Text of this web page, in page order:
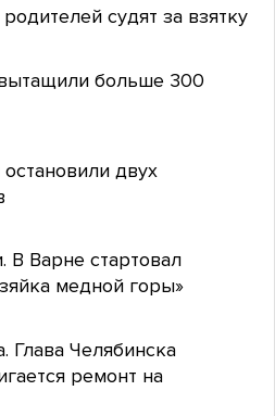
судят за взятку
больше 300
двух
В Варне стартовал
медной горы»
Глава Челябинска
ремонт на